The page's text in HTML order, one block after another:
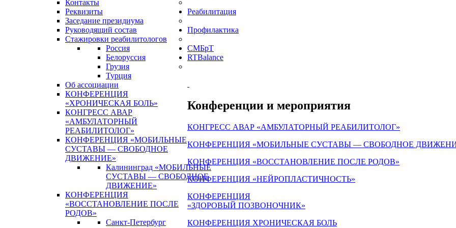
Контакты
Реквизиты
Заседание президиума
Руководящий состав
Стажировки реабилитологов
Россия
Белоруссия
Грузия
Турция
Об ассоциации
КОНФЕРЕНЦИЯ
«ХРОНИЧЕСКАЯ БОЛЬ»
КОНГРЕСС АВАР
«АМБУЛАТОРНЫЙ
РЕАБИЛИТОЛОГ»
КОНФЕРЕНЦИЯ «МОБИЛЬНЫЕ
СУСТАВЫ — СВОБОДНОЕ
ДВИЖЕНИЕ»
Калининград «МОБИЛЬНЫЕ
СУСТАВЫ — СВОБОДНОЕ
ДВИЖЕНИЕ»
КОНФЕРЕНЦИЯ
«ВОССТАНОВЛЕНИЕ ПОСЛЕ
РОДОВ»
Санкт-Петербург
Реабилитация
Профилактика
СМБрТ
RTBalance
Конференции и мероприятия
КОНГРЕСС АВАР «АМБУЛАТОРНЫЙ РЕАБИЛИТОЛОГ»
КОНФЕРЕНЦИЯ «МОБИЛЬНЫЕ СУСТАВЫ — СВОБОДНОЕ
КОНФЕРЕНЦИЯ «ВОССТАНОВЛЕНИЕ ПОСЛЕ РОДОВ»
КОНФЕРЕНЦИЯ «НЕЙРОПЛАСТИЧНОСТЬ»
КОНФЕРЕНЦИЯ
«ЗДОРОВЫЙ ПОЗВОНОЧНИК»
КОНФЕРЕНЦИЯ ХРОНИЧЕСКАЯ БОЛЬ